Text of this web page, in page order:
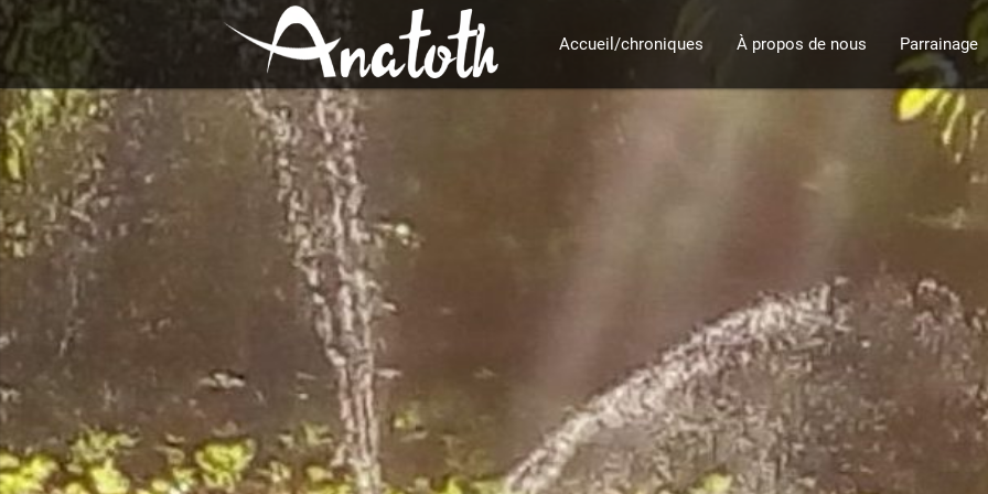
Accueil/chroniques À propos de nous Parrainage